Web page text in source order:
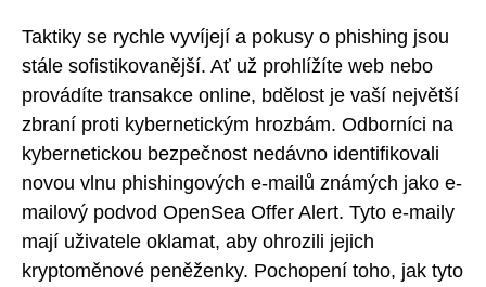
Taktiky se rychle vyvíjejí a pokusy o phishing jsou
stále sofistikovanější. Ať už prohlížíte web nebo
provádíte transakce online, bdělost je vaší největší
zbraní proti kybernetickým hrozbám. Odborníci na
kybernetickou bezpečnost nedávno identifikovali
novou vlnu phishingových e-mailů známých jako e-
mailový podvod OpenSea Offer Alert. Tyto e-maily
mají uživatele oklamat, aby ohrozili jejich
kryptoměnové peněženky. Pochopení toho, jak tyto